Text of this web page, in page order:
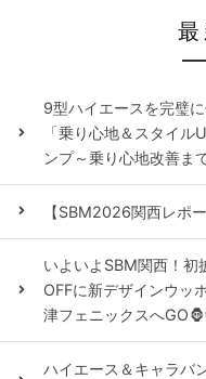
9型ハイエースを完璧
「乗り心地＆スタイ
ンプ～乗り心地改善ま
【SBM2026関西レポ
いよいよSBM関西！初
OFFに新デザインウッ
津フェニックスへ
ハイエース＆キャラバ